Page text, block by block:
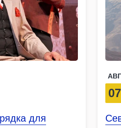
для
АВГ
07